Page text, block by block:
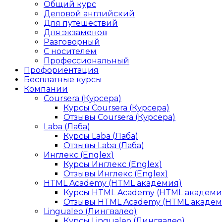
Общий курс
Деловой английский
Для путешествий
Для экзаменов
Разговорный
С носителем
Профессиональный
Профориентация
Бесплатные курсы
Компании
Coursera (Курсера)
Курсы Coursera (Курсера)
Отзывы Coursera (Курсера)
Laba (Лаба)
Курсы Laba (Лаба)
Отзывы Laba (Лаба)
Инглекс (Englex)
Курсы Инглекс (Englex)
Отзывы Инглекс (Englex)
HTML Academy (HTML академия)
Курсы HTML Academy (HTML
Отзывы HTML Academy (HTML
Lingualeo (Лингвалео)